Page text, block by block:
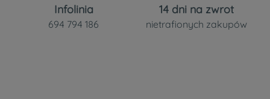
Infolinia
694 794 186
14 dni na zwrot
nietrafionych zakupów